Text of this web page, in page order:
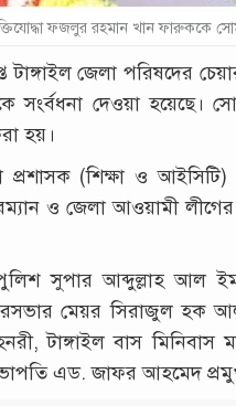
ফজলুর রহমান খান ফারুককে
টাঙ্গাইল জেলা পরিষদের
দেওয়া হয়েছে।
হয়।
প্রশাসক (শিক্ষা ও
ও জেলা আওয়ামী
পুলিশ সুপার আব্দুল্লাহ আল
মেয়র সিরাজুল হক
টাঙ্গাইল বাস মিনিবাস
সভাপতি এড. জাফর আহমেদ